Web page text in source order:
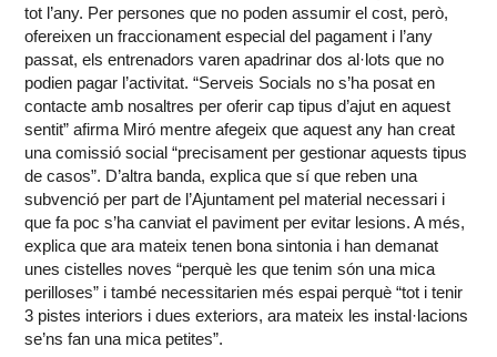
tot l’any. Per persones que no poden assumir el cost, però,
ofereixen un fraccionament especial del pagament i l’any
passat, els entrenadors varen apadrinar dos al·lots que no
podien pagar l’activitat. “Serveis Socials no s’ha posat en
contacte amb nosaltres per oferir cap tipus d’ajut en aquest
sentit” afirma Miró mentre afegeix que aquest any han creat
una comissió social “precisament per gestionar aquests tipus
de casos”. D’altra banda, explica que sí que reben una
subvenció per part de l’Ajuntament pel material necessari i
que fa poc s’ha canviat el paviment per evitar lesions. A més,
explica que ara mateix tenen bona sintonia i han demanat
unes cistelles noves “perquè les que tenim són una mica
perilloses” i també necessitarien més espai perquè “tot i tenir
3 pistes interiors i dues exteriors, ara mateix les instal·lacions
se’ns fan una mica petites”.